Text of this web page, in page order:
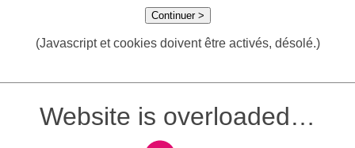
Continuer >
(Javascript et cookies doivent être activés, désolé.)
Website is overloaded…